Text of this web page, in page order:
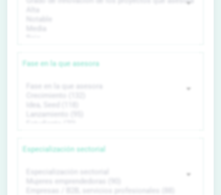
Fase en la que asesora
Especialización sectorial